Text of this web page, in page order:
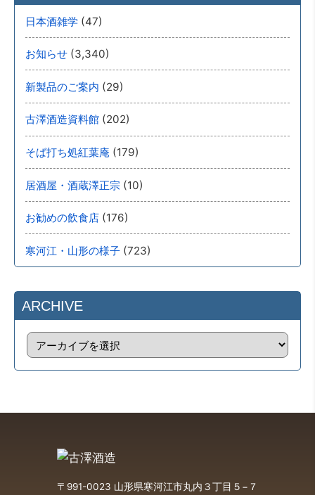
日本酒雑学 (47)
お知らせ (3,340)
新製品のご案内 (29)
古澤酒造資料館 (202)
そば打ち処紅葉庵 (179)
居酒屋・酒蔵澤正宗 (10)
お勧めの飲食店 (176)
寒河江・山形の様子 (723)
ARCHIVE
〒991-0023 山形県寒河江市丸内３丁目５−７